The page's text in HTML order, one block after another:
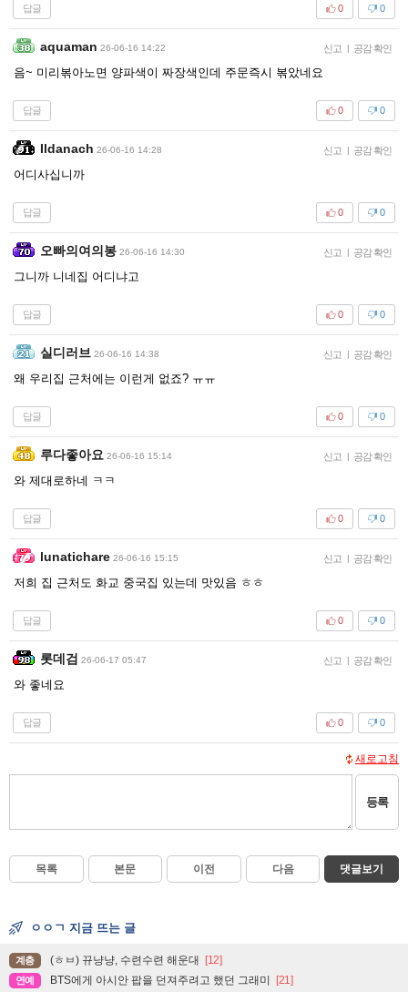
답글 0
0
aquaman 26-06-16 14:22 신고 | 공감 확인
음~ 미리볶아노면 양파색이 짜장색인데 주문즉시 볶았네요
답글 0
0
Ildanach 26-06-16 14:28 신고 | 공감 확인
어디사십니까
답글 0
0
오빠의여의봉 26-06-16 14:30 신고 | 공감 확인
그니까 니네집 어디냐고
답글 0
0
실디러브 26-06-16 14:38 신고 | 공감 확인
왜 우리집 근처에는 이런게 없죠? ㅠㅠ
답글 0
0
루다좋아요 26-06-16 15:14 신고 | 공감 확인
와 제대로하네 ㅋㅋ
답글 0
0
lunatichare 26-06-16 15:15 신고 | 공감 확인
저희 집 근처도 화교 중국집 있는데 맛있음 ㅎㅎ
답글 0
0
롯데검 26-06-17 05:47 신고 | 공감 확인
와 좋네요
답글 0
0
새로고침
등록
목록 본문 이전 다음 댓글보기
ㅇㅇㄱ 지금 뜨는 글
계층 (ㅎㅂ) 뀨냥냥, 수련수련 해운대 [12]
연예 BTS에게 아시안 팝을 던져주려고 했던 그래미 [21]